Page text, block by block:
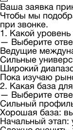
Ваша заявка
Чтобы мы
при звонке.
1. Какой
— Выберите
Ведущие
Сильные
Широкий
Пока изучаю
2. Какая база
— Выберите
Сильный
Хорошая база:
Начальный этап: